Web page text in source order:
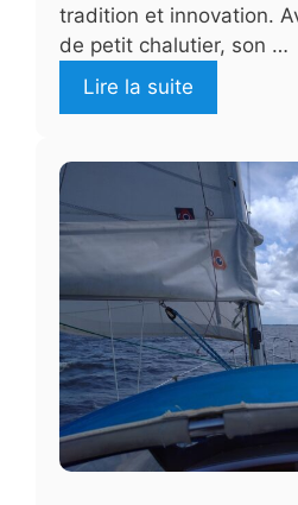
tradition et innovation.
de petit chalutier, son …
Lire la suite